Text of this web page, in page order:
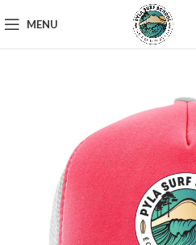
MENU